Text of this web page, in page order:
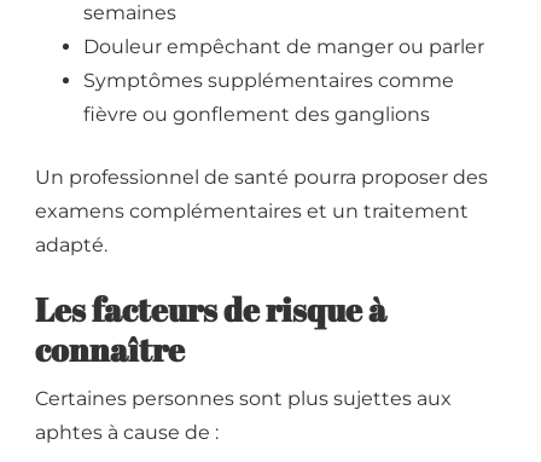
semaines
Douleur empêchant de manger ou parler
Symptômes supplémentaires comme
fièvre ou gonflement des ganglions
Un professionnel de santé pourra proposer des
examens complémentaires et un traitement
adapté.
Les facteurs de risque à
connaître
Certaines personnes sont plus sujettes aux
aphtes à cause de :